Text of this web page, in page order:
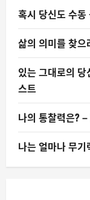
혹시 당신도 수동
삶의 의미를 찾
있는 그대로의
스트
나의 통찰력은?
나는 얼마나 무